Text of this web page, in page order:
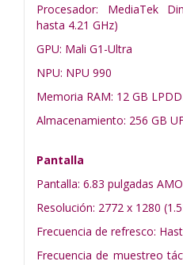
Procesador: MediaTek
hasta 4.21 GHz)
GPU: Mali G1-Ultra
NPU: NPU 990
Memoria RAM: 12 GB
Almacenamiento: 256 GB
Pantalla
Pantalla: 6.83 pulgadas
Resolución: 2772 x 1280
Frecuencia de refresco:
Frecuencia de muestreo